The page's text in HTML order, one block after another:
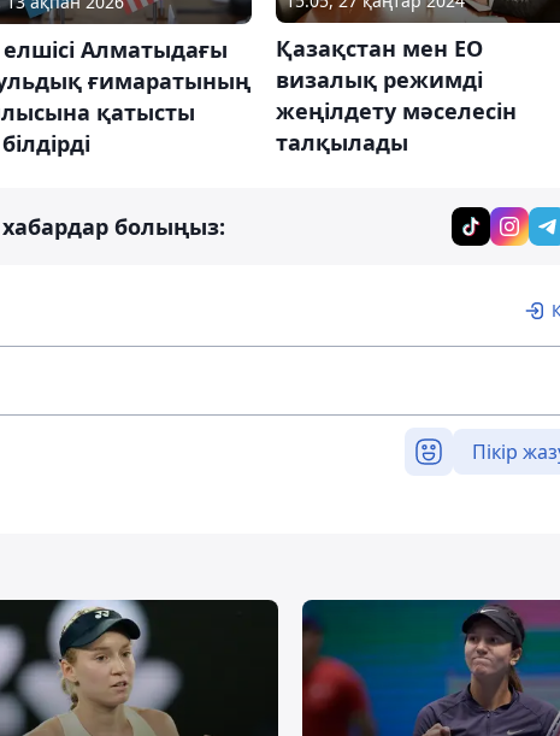
Алматыдағы
ғимаратының
қатысты
Қазақстан мен ЕО
визалық режимді
жеңілдету мәселесін
талқылады
болыңыз:
Пікір